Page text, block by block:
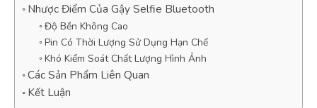
Nhược Điểm Của Gậy Selfie Bluetooth
Độ Bền Không Cao
Pin Có Thời Lượng Sử Dụng Hạn Chế
Khó Kiểm Soát Chất Lượng Hình Ảnh
Các Sản Phẩm Liên Quan
Kết Luận